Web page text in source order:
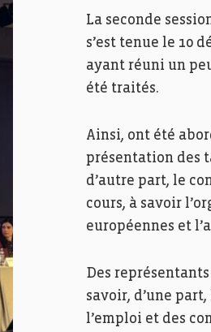
La seconde
s’est tenue le 10
ayant réuni un
été traités.
Ainsi, ont été
présentation des
d’autre part, le
cours, à savoir
européennes et
Des
savoir, d’une
l’emploi et des